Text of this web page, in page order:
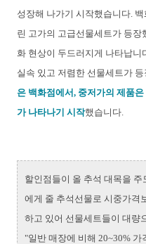
성장해 나가기 시작했습니다.
린 고가의 고급선물세트가 등장
화 현상이 두드러지게 나타납니
실속 있고 저렴한 선물세트가
은 백화점에서, 중저가의 제품
가 나타나기 시작했습니다.
할인점들이 올 추석 대목을
에게 줄 추석선물로 시중가격
하고 있어 선물세트들이 대량
"일반 매장에 비해 20~30%